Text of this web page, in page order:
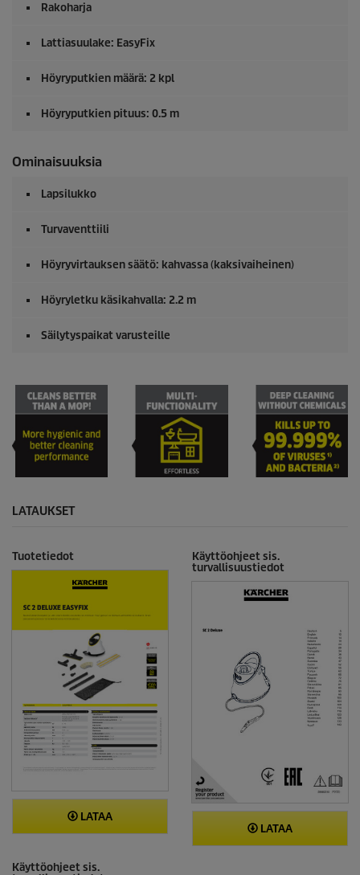
Rakoharja
Lattiasuulake: EasyFix
Höyryputkien määrä: 2 kpl
Höyryputkien pituus: 0.5 m
Ominaisuuksia
Lapsilukko
Turvaventtiili
Höyryvirtauksen säätö: kahvassa (kaksivaiheinen)
Höyryletku käsikahvalla: 2.2 m
Säilytyspaikat varusteille
LATAUKSET
Tuotetiedot
LATAA
Käyttöohjeet sis.
turvallisuustiedot
LATAA
Käyttöohjeet sis.